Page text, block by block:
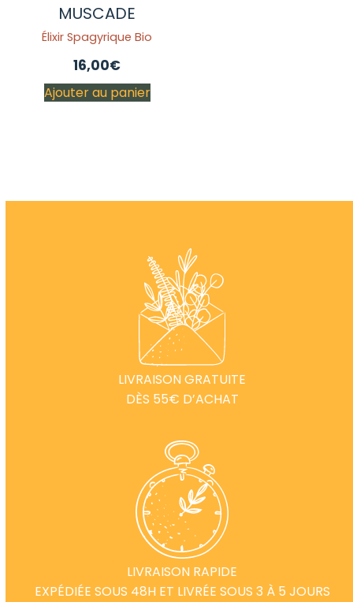
MUSCADE
Élixir Spagyrique Bio
16,00€
Ajouter au panier
LIVRAISON GRATUITE
DÈS 55€ D’ACHAT
LIVRAISON RAPIDE
EXPÉDIÉE SOUS 48H ET LIVRÉE SOUS 3 À 5 JOURS